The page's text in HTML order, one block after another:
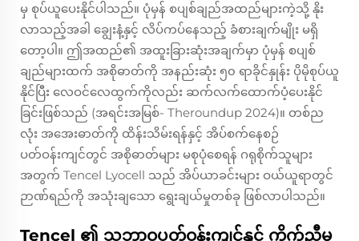
မှ စုပ်ယူပေးနိုင်ပါသည်။ ပုံမှန် စပျစ်ချည်အထည်များကဲ့သို့ နိုး
လာသည့်အခါ ချွေးနံ့နှင့် လိပ်ကပ်နေသည့် ခံစားချက်မျိုး မရှိ
တော့ပါ။ ဤအထည်၏ အထူးခြားဆုံးအချက်မှာ ပုံမှန် စပျစ်
ချည်များထက် အစိုဓာတ်ကို အနည်းဆုံး ၅၀ ရာခိုင်နှုန်း ပိုမိုစုပ်ယူ
နိုင်ပြီး လေဝင်လေထွက်ကိုလည်း ဆက်လက်ထောက်ပံ့ပေးနိုင်
ခြင်းဖြစ်သည် (အရင်းအမြစ်- Theroundup 2024)။ တစ်ည
လုံး အအေးဓာတ်ကို ထိန်းသိမ်းရန်နှင့် အိပ်စက်နေစဉ်
ပတ်ဝန်းကျင်တွင် အစိုဓာတ်များ မစုပုံစေရန် ဂရုစိုက်သူများ
အတွက် Tencel Lyocell သည် အိပ်ယာခင်းများ ဝယ်ယူရာတွင်
ဉာဏ်ရည်ကို အသုံးချသော ရွေးချယ်မှုတစ်ခု ဖြစ်လာပါသည်။
Tencel ၏ သဘာဝပတ်ဝန်းကျင်နှင့် ကိုက်ညီမှု